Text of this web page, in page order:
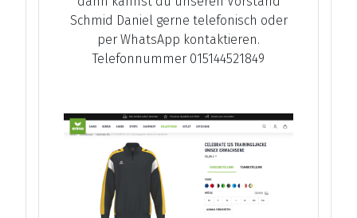
Schmid Daniel gerne telefonisch oder
per WhatsApp kontaktieren.
Telefonnummer 015144521849